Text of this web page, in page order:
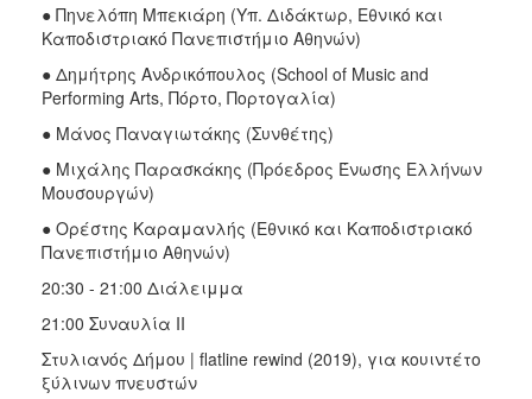
● Πηνελόπη Μπεκιάρη (Υπ. Διδάκτωρ, Εθνικό και
Καποδιστριακό Πανεπιστήμιο Αθηνών)
● Δημήτρης Ανδρικόπουλος (School of Music and
Performing Arts, Πόρτο, Πορτογαλία)
● Μάνος Παναγιωτάκης (Συνθέτης)
● Μιχάλης Παρασκάκης (Πρόεδρος Ένωσης Ελλήνων
Μουσουργών)
● Ορέστης Καραμανλής (Εθνικό και Καποδιστριακό
Πανεπιστήμιο Αθηνών)
20:30 - 21:00 Διάλειμμα
21:00 Συναυλία ΙΙ
Στυλιανός Δήμου | flatline rewind (2019), για κουιντέτο
ξύλινων πνευστών